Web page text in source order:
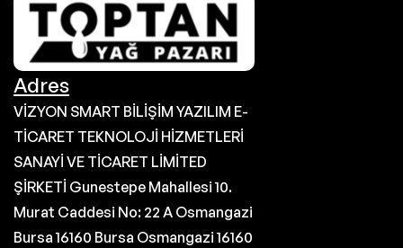
Adres
VİZYON SMART BİLİŞİM YAZILIM E-
TİCARET TEKNOLOJİ HİZMETLERİ
SANAYİ VE TİCARET LİMİTED
ŞİRKETİ Gunestepe Mahallesi 10.
Murat Caddesi No: 22 A Osmangazi
Bursa 16160 Bursa Osmangazi 16160